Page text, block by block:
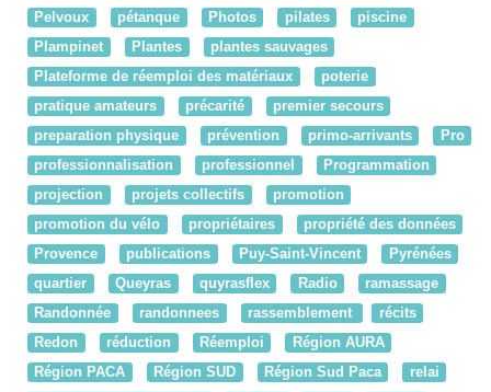
Pelvoux
pétanque Photos pilates
piscine
Plampinet
Plantes
plantes sauvages
Plateforme de réemploi des matériaux
poterie
pratique amateurs
précarité
premier secours
preparation physique
prévention primo-arrivants
Pro
professionnalisation
professionnel
Programmation
projection
projets collectifs
promotion
promotion du vélo
propriétaires
propriété des données
Provence
publications Puy-Saint-Vincent
Pyrénées
quartier
Queyras quyrasflex Radio
ramassage
Randonnée
randonnees rassemblement
récits
Redon
réduction Réemploi
Région AURA
Région PACA
Région SUD Région Sud Paca
relai